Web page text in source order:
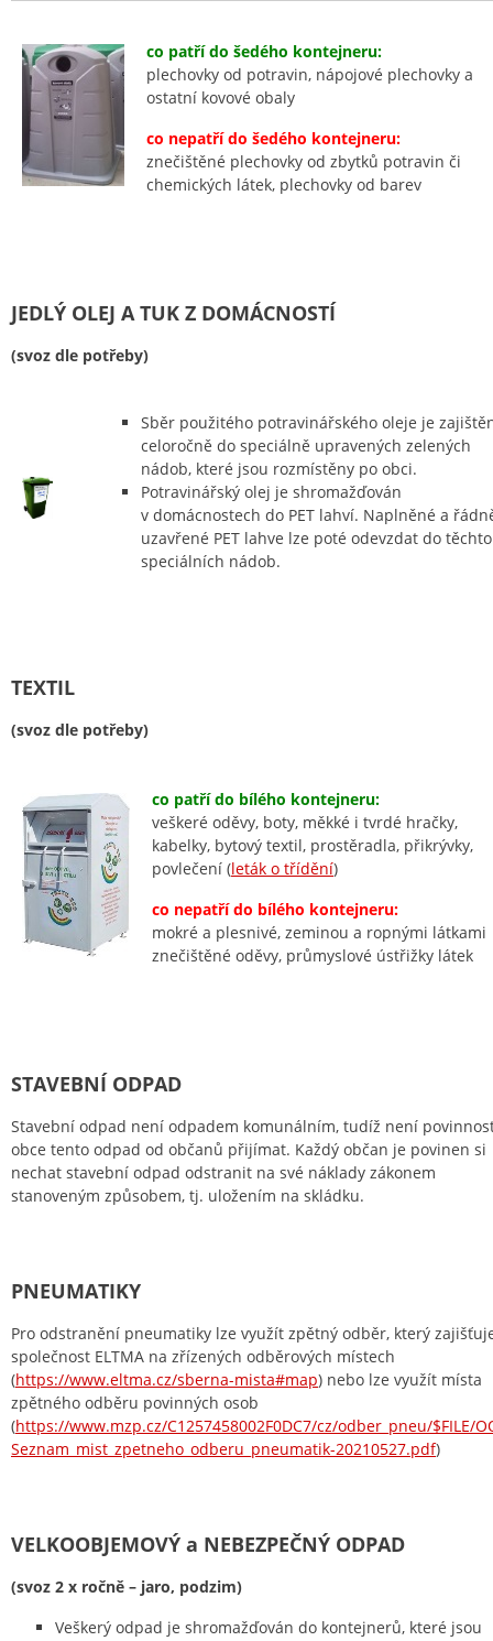
co patří do šedého kontejneru:
plechovky od potravin, nápojové plechovky a
ostatní kovové obaly
co nepatří do šedého kontejneru:
znečištěné plechovky od zbytků potravin či
chemických látek, plechovky od barev
JEDLÝ OLEJ A TUK Z DOMÁCNOSTÍ
(svoz dle potřeby)
Sběr použitého potravinářského oleje je
celoročně do speciálně upravených zelených
nádob, které jsou rozmístěny po obci.
Potravinářský olej je shromažďován
v domácnostech do PET lahví. Naplněné a
uzavřené PET lahve lze poté odevzdat do těchto
speciálních nádob.
TEXTIL
(svoz dle potřeby)
co patří do bílého kontejneru:
veškeré oděvy, boty, měkké i tvrdé hračky,
kabelky, bytový textil, prostěradla, přikrývky,
povlečení (leták o třídění)
co nepatří do bílého kontejneru:
mokré a plesnivé, zeminou a ropnými látkami
znečištěné oděvy, průmyslové ústřižky látek
STAVEBNÍ ODPAD
Stavební odpad není odpadem komunálním, tudíž není
obce tento odpad od občanů přijímat. Každý občan je povinen si
nechat stavební odpad odstranit na své náklady zákonem
stanoveným způsobem, tj. uložením na skládku.
PNEUMATIKY
Pro odstranění pneumatiky lze využít zpětný odběr, který
společnost ELTMA na zřízených odběrových místech
(https://www.eltma.cz/sberna-mista#map) nebo lze využít místa
zpětného odběru povinných osob
(https://www.mzp.cz/C1257458002F0DC7/cz/odber_pneu/$FILE/
Seznam_mist_zpetneho_odberu_pneumatik-20210527.pdf)
VELKOOBJEMOVÝ a NEBEZPEČNÝ ODPAD
(svoz 2 x ročně – jaro, podzim)
Veškerý odpad je shromažďován do kontejnerů, které jsou